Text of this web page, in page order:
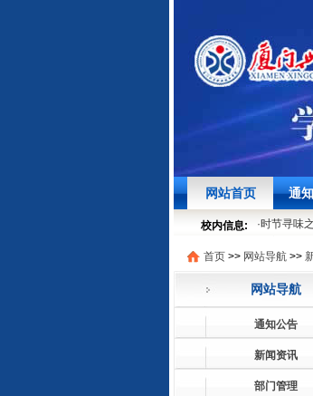
网站首页 通
校内信息:
聚焦学生
·厦门兴才
·就业法律
聚焦学生
·时节寻味
05-29
·就业法律
首页 >> 网站导航 >>
网站导航
通知公告
新闻资讯
部门管理